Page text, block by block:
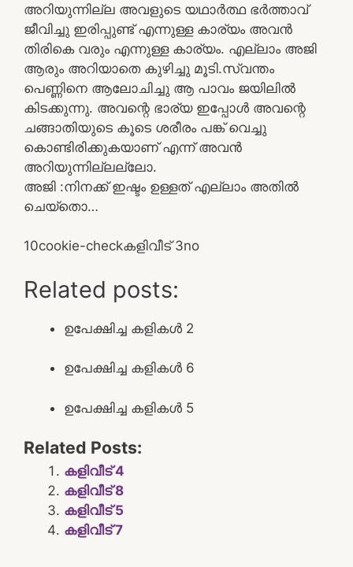
അറിയുന്നില്ല അവളുടെ യഥാർത്ഥ ഭർത്താവ്
ജീവിച്ചു ഇരിപ്പുണ്ട് എന്നുള്ള കാര്യം അവൻ
തിരികെ വരും എന്നുള്ള കാര്യം. എല്ലാം അജി
ആരും അറിയാതെ കുഴിച്ചു മൂടി.സ്വന്തം
പെണ്ണിനെ ആലോചിച്ചു ആ പാവം ജയിലിൽ
കിടക്കുന്നു. അവന്റെ ഭാര്യ ഇപ്പോൾ അവന്റെ
ചങ്ങാതിയുടെ കൂടെ ശരീരം പങ്ക് വെച്ചു
കൊണ്ടിരിക്കുകയാണ് എന്ന് അവൻ
അറിയുന്നില്ലല്ലോ.
അജി :നിനക്ക് ഇഷ്ടം ഉള്ളത് എല്ലാം അതിൽ
ചെയ്‌തൊ…
10cookie-checkകളിവീട് 3no
Related posts:
ഉപേക്ഷിച്ച കളികൾ 2
ഉപേക്ഷിച്ച കളികൾ 6
ഉപേക്ഷിച്ച കളികൾ 5
Related Posts:
കളിവീട് 4
കളിവീട് 8
കളിവീട് 5
കളിവീട് 7